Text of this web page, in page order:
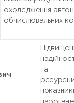
охолодження
обчислювальних
та